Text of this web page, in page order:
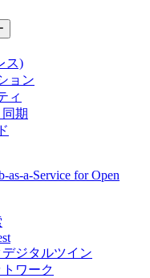
ス)
ョン
ィ
期
as-a-Service for Open
ジタルツイン
ワーク